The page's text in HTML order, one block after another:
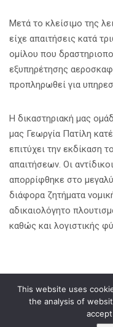
Μετά το κλείσιμο της
είχε απαιτήσεις κατά
ομίλου που
εξυπηρέτησης
προπληρωθεί για
Η δικαστηριακή μας
μας Γεωργία Πατίλη
επιτύχει την εκδίκαση
απαιτήσεων. Οι
απορρίφθηκε στο
διάφορα ζητήματα
αδικαιολόγητο
καθώς και λογιστικής
This website uses
the analysis of